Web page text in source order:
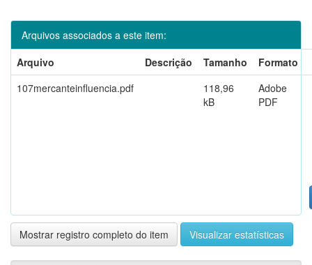
Arquivos associados a este item:
Arquivo
Descrição Tamanho
Formato
107mercanteinfluencia.pdf
118,96
kB
Adobe
PDF
Mostrar registro completo do item Visualizar estatísticas